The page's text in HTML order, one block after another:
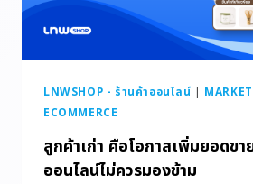
LNWSHOP - ร้านค้าออนไลน์ |
ECOMMERCE
ลูกค้าเก่า คือโอกาสเพิ่มยอดขา
ออนไลน์ไม่ควรมองข้าม